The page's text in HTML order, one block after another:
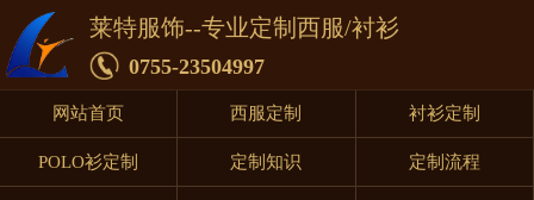
莱特服饰--专业定制西服/衬衫
0755-23504997
网站首页 西服定制 衬衫定制
POLO衫定制 定制知识 定制流程